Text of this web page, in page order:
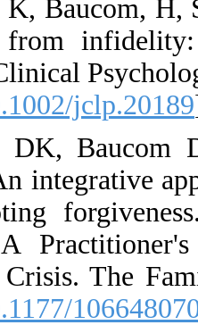
15.
Journal of
## [
16.
infidelity:
and
Infidelity:
Couples
## [